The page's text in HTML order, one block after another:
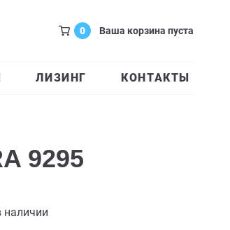
0 Ваша корзина пуста
ЛИЗИНГ КОНТАКТЫ
9295
наличии